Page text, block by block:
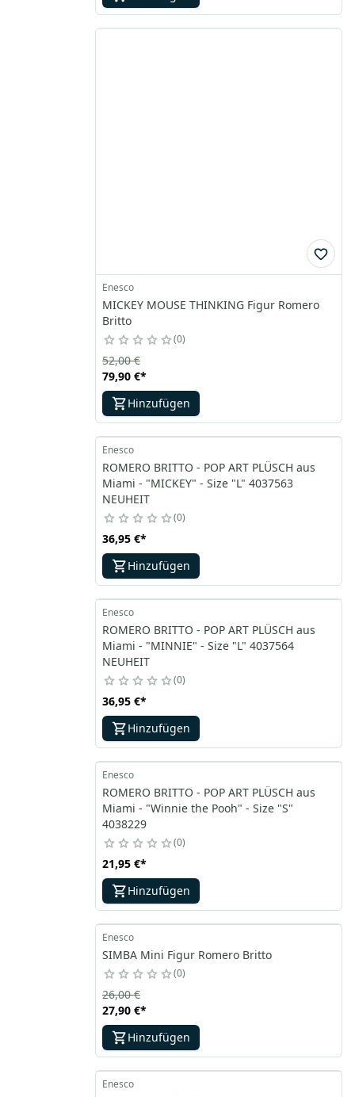
Enesco
MICKEY MOUSE THINKING Figur Romero
Britto
0
79,90 €*
52,00 €
Hinzufügen
Enesco
ROMERO BRITTO - POP ART PLÜSCH aus
Miami - "MICKEY" - Size "L" 4037563
NEUHEIT
0
36,95 €*
Hinzufügen
Enesco
ROMERO BRITTO - POP ART PLÜSCH aus
Miami - "MINNIE" - Size "L" 4037564
NEUHEIT
0
36,95 €*
Hinzufügen
Enesco
ROMERO BRITTO - POP ART PLÜSCH aus
Miami - "Winnie the Pooh" - Size "S"
4038229
0
21,95 €*
Hinzufügen
Enesco
SIMBA Mini Figur Romero Britto
0
27,90 €*
26,00 €
Hinzufügen
Enesco